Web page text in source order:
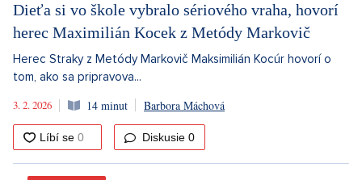
Dieťa si vo škole vybralo sériového vraha, hovorí
herec Maximilián Kocek z Metódy Markovič
Herec Straky z Metódy Markovič Maksimilián Kocúr hovorí o
tom, ako sa pripravova...
3. 2. 2026
14 minut Barbora Máchová
Diskusie 0